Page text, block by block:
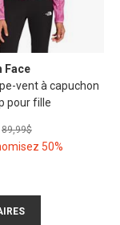
Face
vent à capuchon
pour fille
89,99$
50%